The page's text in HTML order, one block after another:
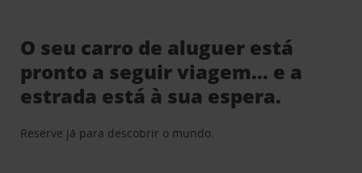
O seu carro de aluguer está
pronto a seguir viagem… e a
estrada está à sua espera.
Reserve já para descobrir o mundo.